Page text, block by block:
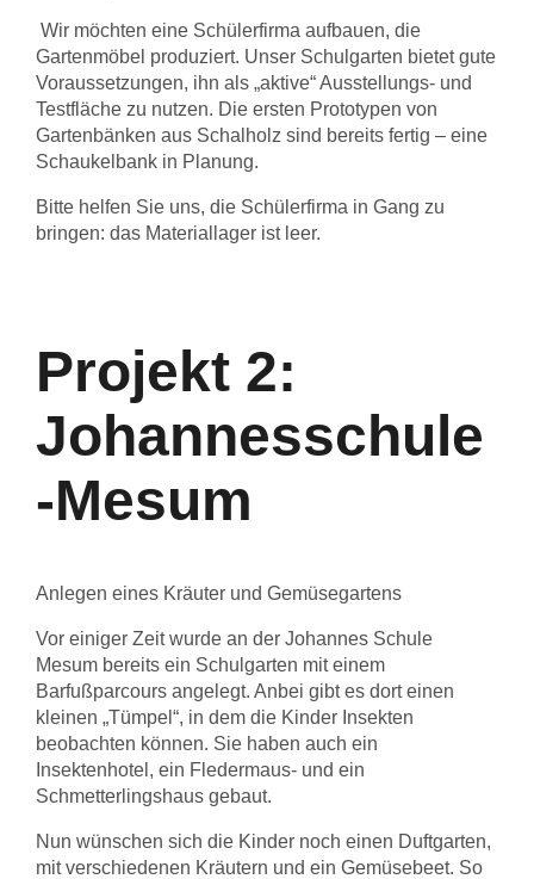
Wir möchten eine Schülerfirma aufbauen, die
Gartenmöbel produziert. Unser Schulgarten bietet gute
Voraussetzungen, ihn als „aktive“ Ausstellungs- und
Testfläche zu nutzen. Die ersten Prototypen von
Gartenbänken aus Schalholz sind bereits fertig – eine
Schaukelbank in Planung.
Bitte helfen Sie uns, die Schülerfirma in Gang zu
bringen: das Materiallager ist leer.
Projekt 2:
Johannesschule
-Mesum
Anlegen eines Kräuter und Gemüsegartens
Vor einiger Zeit wurde an der Johannes Schule
Mesum bereits ein Schulgarten mit einem
Barfußparcours angelegt. Anbei gibt es dort einen
kleinen „Tümpel“, in dem die Kinder Insekten
beobachten können. Sie haben auch ein
Insektenhotel, ein Fledermaus- und ein
Schmetterlingshaus gebaut.
Nun wünschen sich die Kinder noch einen Duftgarten,
mit verschiedenen Kräutern und ein Gemüsebeet. So